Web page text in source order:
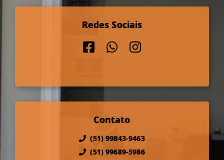
Redes Sociais
Contato
(51) 99843-9463
(51) 99689-5986